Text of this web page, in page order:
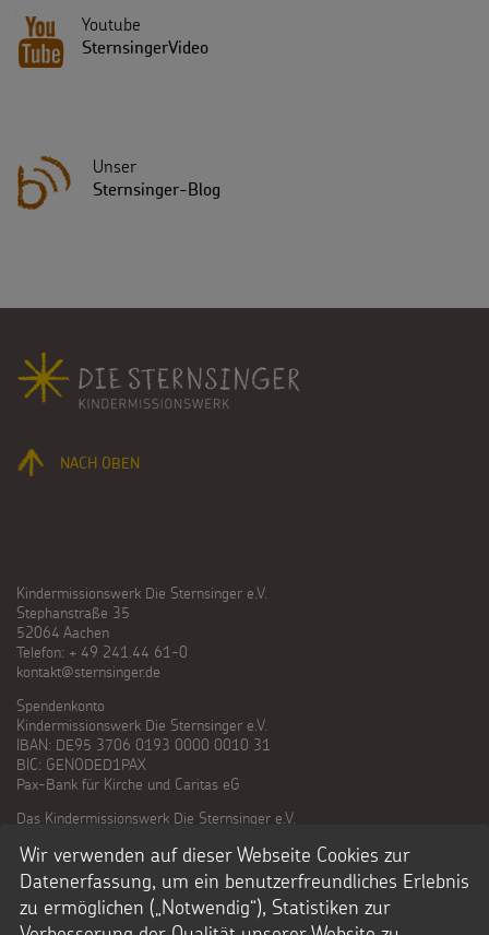
Testamentsspende
Youtube
SternsingerVideo
Unser
Sternsinger-Blog
Fußbereich
NACH OBEN
Kindermissionswerk Die Sternsinger e.V.
Stephanstraße 35
52064 Aachen
Telefon: + 49 241.44 61-0
kontakt@sternsinger.de
Spendenkonto
Kindermissionswerk Die Sternsinger e.V.
IBAN: DE95 3706 0193 0000 0010 31
BIC: GENODED1PAX
Pax-Bank für Kirche und Caritas eG
Das Kindermissionswerk Die Sternsinger e.V.
Aachen-Stadt nach §5 Abs. 1 Nr. 9 KStg.
unter der Steuernummer 201/5902/3626
von der Körperschaftssteuer befreit.
Zum Freistellungsbescheid
Wir verwenden auf dieser Webseite Cookies zur
Datenerfassung, um ein benutzerfreundliches Erlebnis
zu ermöglichen („Notwendig“), Statistiken zur